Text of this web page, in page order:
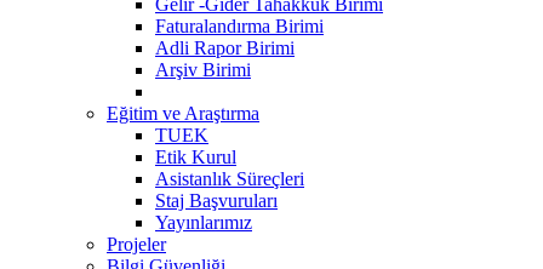
Faturalandırma Birimi
Adli Rapor Birimi
Arşiv Birimi
Eğitim ve Araştırma
TUEK
Etik Kurul
Asistanlık Süreçleri
Staj Başvuruları
Yayınlarımız
Projeler